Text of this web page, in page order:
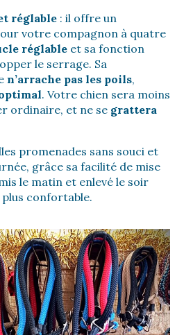
réglable : il offre un
votre compagnon à quatre
réglable et sa fonction
le serrage. Sa
n’arrache pas les poils,
. Votre chien sera moins
ordinaire, et ne se grattera
promenades sans souci et
grâce sa facilité de mise
le matin et enlevé le soir
confortable.